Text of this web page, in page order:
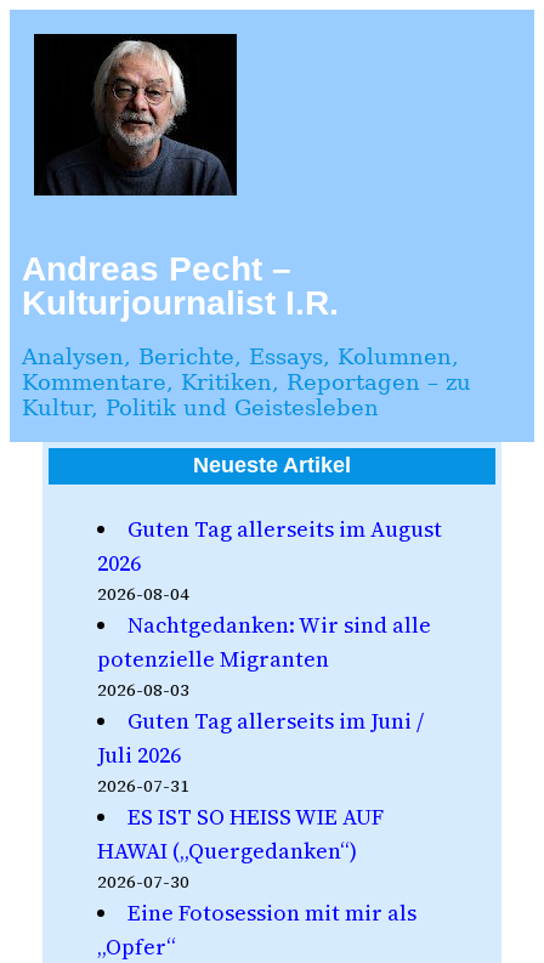
springen
Andreas Pecht –
Kulturjournalist I.R.
Analysen, Berichte, Essays, Kolumnen,
Kommentare, Kritiken, Reportagen – zu
Kultur, Politik und Geistesleben
Neueste Artikel
Guten Tag allerseits im August
2026
2026-08-04
Nachtgedanken: Wir sind alle
potenzielle Migranten
2026-08-03
Guten Tag allerseits im Juni /
Juli 2026
2026-07-31
ES IST SO HEISS WIE AUF
HAWAI („Quergedanken“)
2026-07-30
Eine Fotosession mit mir als
„Opfer“